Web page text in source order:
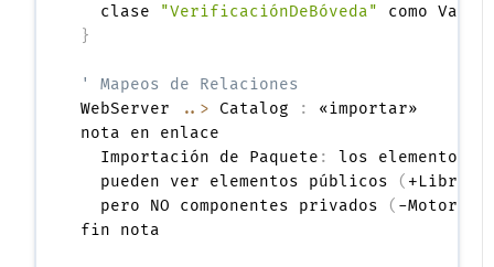
  clase
"VerificaciónDeBóveda"
}
' Mapeos de Relaciones
WebServer
..> Catalog :
«importar»
nota en enlace
  Importación de Paquete
:
los elementos
  pueden ver elementos públicos
( +Libro
  pero NO componentes privados
( -
fin nota